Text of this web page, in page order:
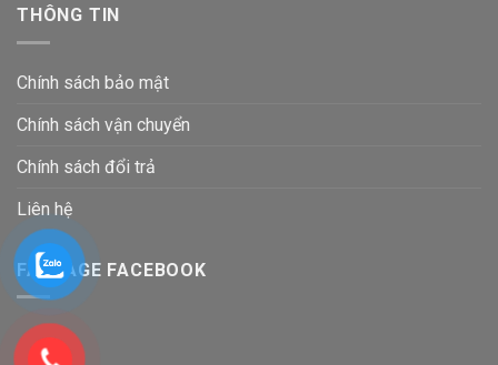
THÔNG TIN
Chính sách bảo mật
Chính sách vận chuyển
Chính sách đổi trả
Liên hệ
FANPAGE FACEBOOK